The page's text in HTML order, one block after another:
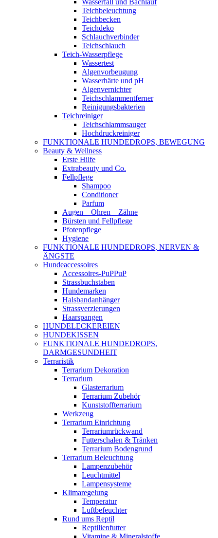
Wasserfall und Bachlauf
Teichbeleuchtung
Teichbecken
Teichdeko
Schlauchverbinder
Teichschlauch
Teich-Wasserpflege
Wassertest
Algenvorbeugung
Wasserhärte und pH
Algenvernichter
Teichschlammentferner
Reinigungsbakterien
Teichreiniger
Teichschlammsauger
Hochdruckreiniger
FUNKTIONALE HUNDEDROPS, BEWEGUNG
Beauty & Wellness
Erste Hilfe
Extrabeauty und Co.
Fellpflege
Shampoo
Conditioner
Parfum
Augen – Ohren – Zähne
Bürsten und Fellpflege
Pfotenpflege
Hygiene
FUNKTIONALE HUNDEDROPS, NERVEN &
ÄNGSTE
Hundeaccessoires
Accessoires-PuPPuP
Strassbuchstaben
Hundemarken
Halsbandanhänger
Strassverzierungen
Haarspangen
HUNDELECKEREIEN
HUNDEKISSEN
FUNKTIONALE HUNDEDROPS,
DARMGESUNDHEIT
Terraristik
Terrarium Dekoration
Terrarium
Glasterrarium
Terrarium Zubehör
Kunststoffterrarium
Werkzeug
Terrarium Einrichtung
Terrariumrückwand
Futterschalen & Tränken
Terrarium Bodengrund
Terrarium Beleuchtung
Lampenzubehör
Leuchtmittel
Lampensysteme
Klimaregelung
Temperatur
Luftbefeuchter
Rund ums Reptil
Reptilienfutter
Vitamine & Mineralstoffe